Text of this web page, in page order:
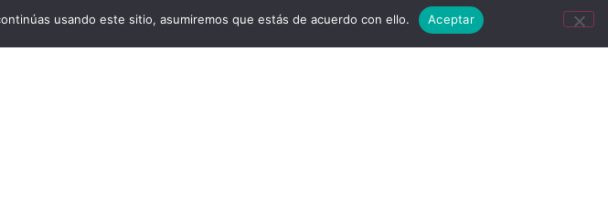
usando este sitio, asumiremos que estás de acuerdo con ello. Aceptar